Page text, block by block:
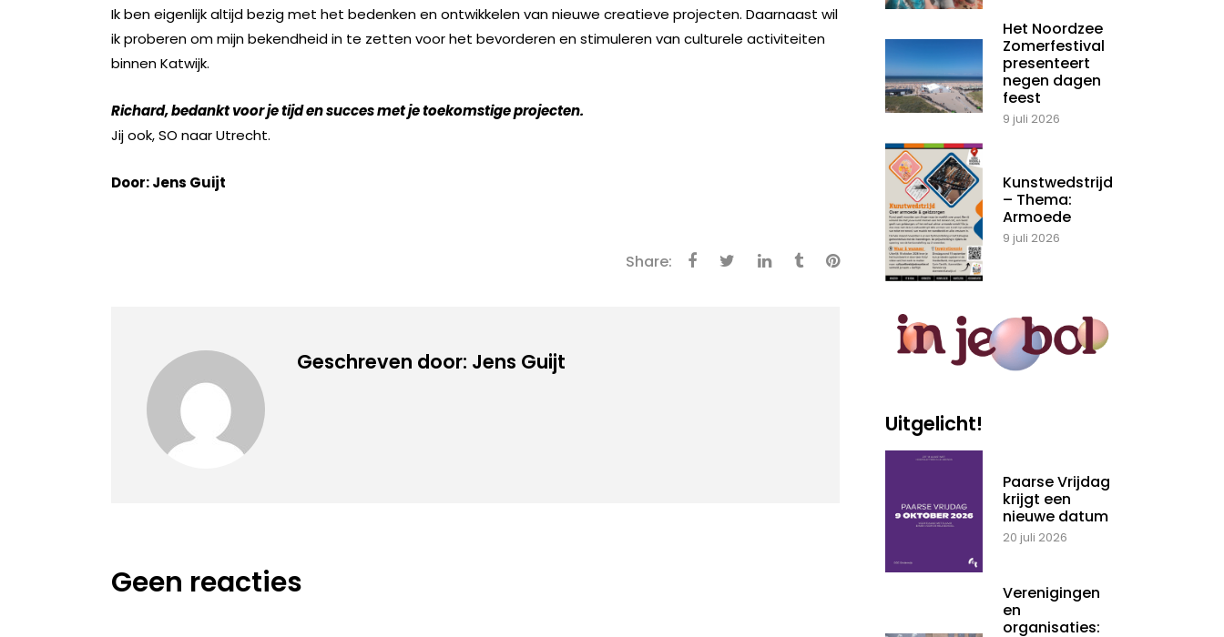
Ik ben eigenlijk altijd bezig met het bedenken en ontwikkelen van nieuwe creatieve projecten. Daarnaast wil
ik proberen om mijn bekendheid in te zetten voor het bevorderen en stimuleren van culturele activiteiten
binnen Katwijk.
Richard, bedankt voor je tijd en succes met je toekomstige projecten.
Jij ook, SO naar Utrecht.
Door: Jens Guijt
Share:
Geschreven door: Jens Guijt
Geen reacties
Het Noordzee
Zomerfestival
presenteert
negen dagen
feest
9 juli 2026
Kunstwedstrijd
– Thema:
Armoede
9 juli 2026
Uitgelicht!
Paarse Vrijdag
krijgt een
nieuwe datum
20 juli 2026
Verenigingen
en
organisaties: